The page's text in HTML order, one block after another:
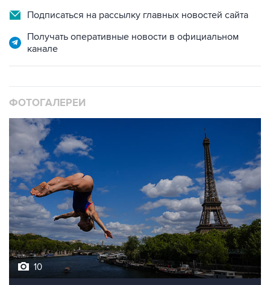
Подписаться на рассылку главных новостей сайта
Получать оперативные новости в официальном
канале
ФОТОГАЛЕРЕИ
10